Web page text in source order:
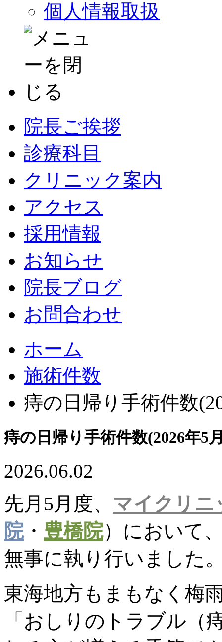
個人情報取扱
院長ご挨拶
診療科目
クリニック案内
アクセス
採用情報
お知らせ
院長ブログ
お問合わせ
ホーム
施術件数
痔の日帰り手術件数
痔の日帰り手術件数(2026年5
2026.06.02
先月5月度、 マイクリニ
院・ 豊橋院）において
無事に執り行いました
東海地方もまもなく梅
「おしりのトラブル（